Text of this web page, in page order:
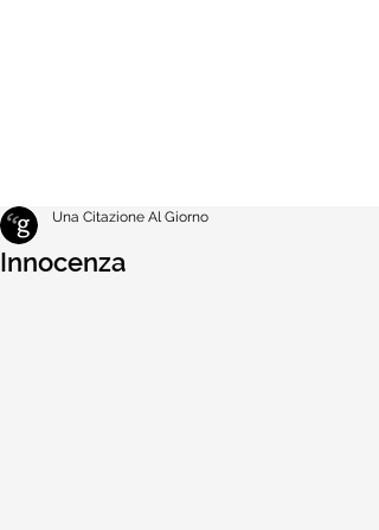
Innocenza
Una Citazione Al Giorno